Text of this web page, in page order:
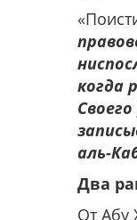
когда
аль-
Два